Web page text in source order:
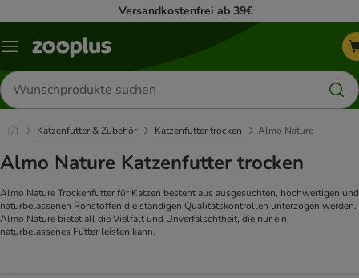
Versandkostenfrei ab 39€
Menü
Produkte
suchen
Katzenfutter & Zubehör Katzenfutter trocken Almo Nature
Almo Nature Katzenfutter trocken
Almo Nature Trockenfutter für Katzen besteht aus ausgesuchten, hochwertigen und
naturbelassenen Rohstoffen die ständigen Qualitätskontrollen unterzogen werden.
Almo Nature bietet all die Vielfalt und Unverfälschtheit, die nur ein
naturbelassenes Futter leisten kann.